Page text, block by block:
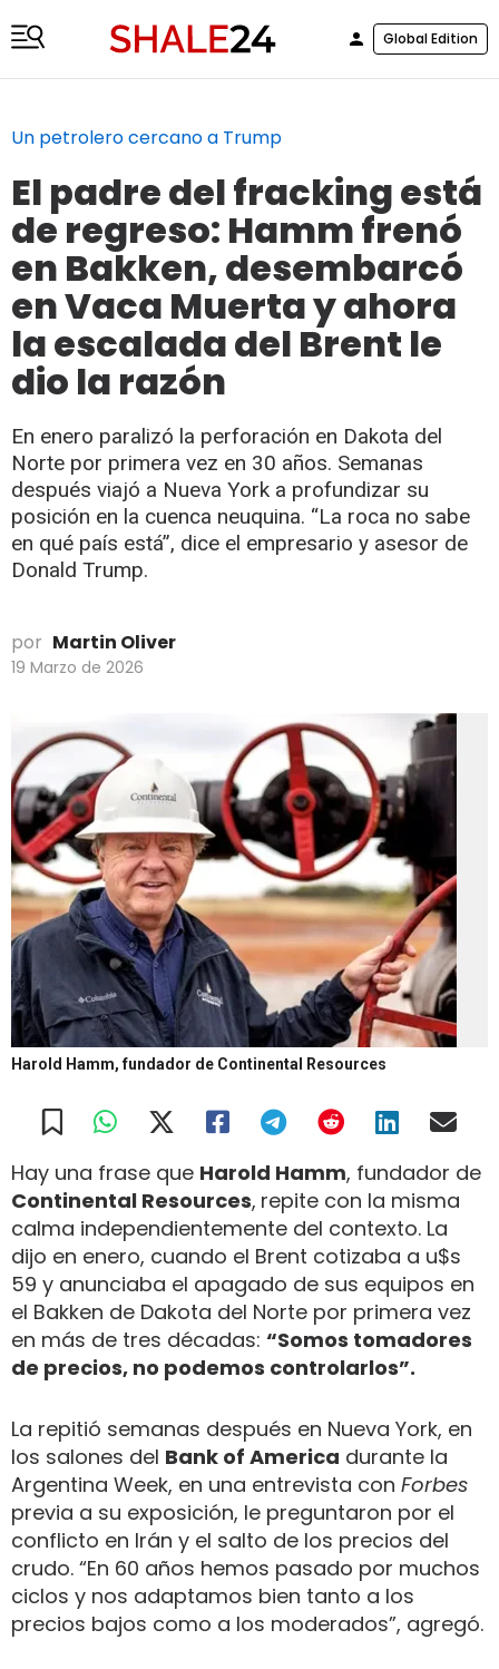
Global Edition
Un petrolero cercano a Trump
El padre del fracking está
de regreso: Hamm frenó
en Bakken, desembarcó
en Vaca Muerta y ahora
la escalada del Brent le
dio la razón
En enero paralizó la perforación en Dakota del
Norte por primera vez en 30 años. Semanas
después viajó a Nueva York a profundizar su
posición en la cuenca neuquina. “La roca no sabe
en qué país está”, dice el empresario y asesor de
Donald Trump.
por Martin Oliver
19 Marzo de 2026
Harold Hamm, fundador de Continental Resources
Hay una frase que Harold Hamm, fundador de
Continental Resources, repite con la misma
calma independientemente del contexto. La
dijo en enero, cuando el Brent cotizaba a u$s
59 y anunciaba el apagado de sus equipos en
el Bakken de Dakota del Norte por primera vez
en más de tres décadas: “Somos tomadores
de precios, no podemos controlarlos”.
La repitió semanas después en Nueva York, en
los salones del Bank of America durante la
Argentina Week, en una entrevista con Forbes
previa a su exposición, le preguntaron por el
conflicto en Irán y el salto de los precios del
crudo. “En 60 años hemos pasado por muchos
ciclos y nos adaptamos bien tanto a los
precios bajos como a los moderados”, agregó.